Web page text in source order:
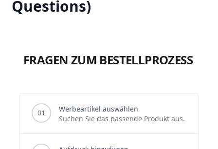
Questions)
FRAGEN ZUM BESTELLPROZESS
01
Werbeartikel auswählen
Suchen Sie das passende Produkt aus.